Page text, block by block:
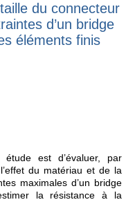
du connecteur
d’un bridge
éléments finis
étude est d’évaluer, par
du matériau et de la
maximales d’un bridge
la résistance à la